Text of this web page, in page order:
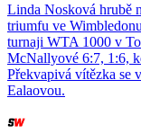
Linda Nosková hrubě
triumfu ve
turnaji WTA 1000 v
McNallyové 6:7, 1:6,
Překvapivá vítězka se
Ealaovou.